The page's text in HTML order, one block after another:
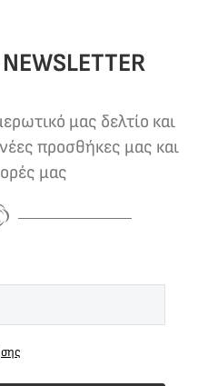
μας δελτίο και
προσθήκες μας και
μας